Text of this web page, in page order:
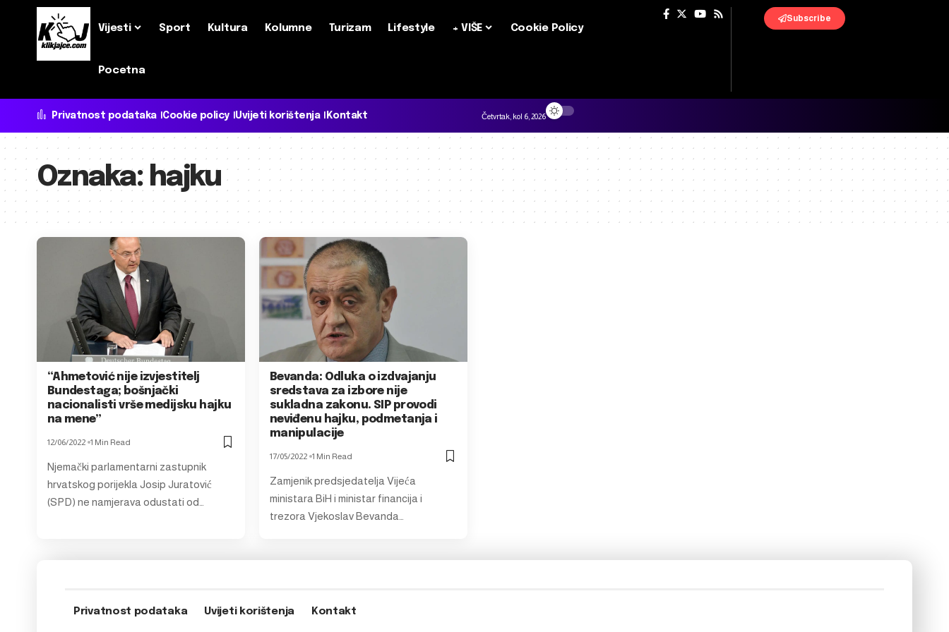
Vijesti Sport Kultura Kolumne Turizam Lifestyle + VIŠE Cookie Policy
Pocetna
Subscribe
Privatnost podataka Cookie policy Uvijeti korištenja Kontakt Četvrtak, kol 6, 2026
Oznaka: hajku
“Ahmetović nije izvjestitelj
Bundestaga; bošnjački
nacionalisti vrše medijsku hajku
na mene”
12/06/2022 1 Min Read
Njemački parlamentarni zastupnik
hrvatskog porijekla Josip Juratović
(SPD) ne namjerava odustati od…
Bevanda: Odluka o izdvajanju
sredstava za izbore nije
sukladna zakonu. SIP provodi
neviđenu hajku, podmetanja i
manipulacije
17/05/2022 1 Min Read
Zamjenik predsjedatelja Vijeća
ministara BiH i ministar financija i
trezora Vjekoslav Bevanda…
Privatnost podataka Uvijeti korištenja Kontakt